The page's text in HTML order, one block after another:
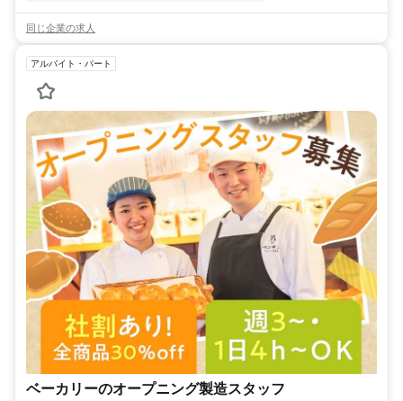
同じ企業の求人
アルバイト・パート
ベーカリーのオープニング製造スタッフ